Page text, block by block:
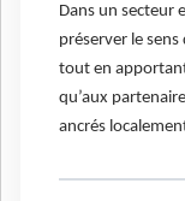
Dans un secteur
préserver le
tout en
qu’aux
ancrés